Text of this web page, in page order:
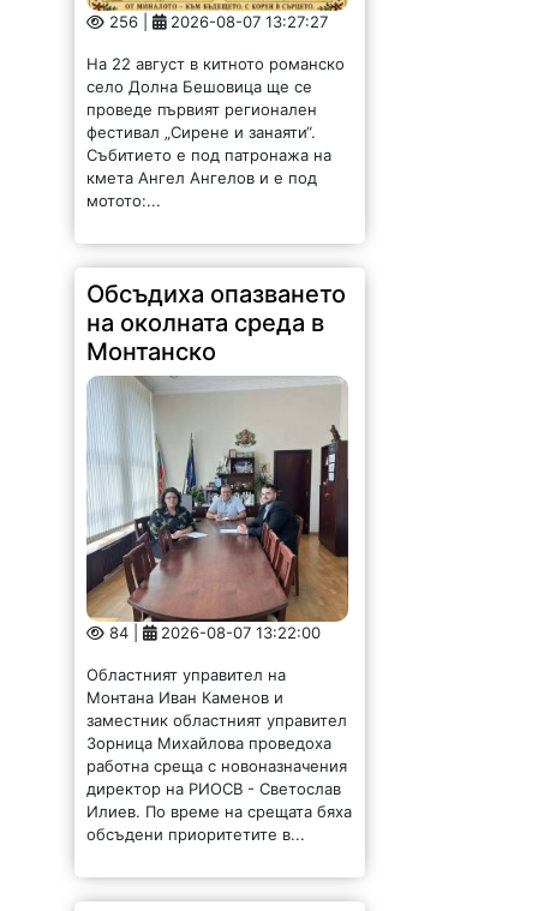
256 | 2026-08-07 13:27:27
На 22 август в китното романско
село Долна Бешовица ще се
проведе първият регионален
фестивал „Сирене и занаяти“.
Събитието е под патронажа на
кмета Ангел Ангелов и е под
мотото:...
Обсъдиха опазването
на околната среда в
Монтанско
84 | 2026-08-07 13:22:00
Областният управител на
Монтана Иван Каменов и
заместник областният управител
Зорница Михайлова проведоха
работна среща с новоназначения
директор на РИОСВ - Светослав
Илиев. По време на срещата бяха
обсъдени приоритетите в...